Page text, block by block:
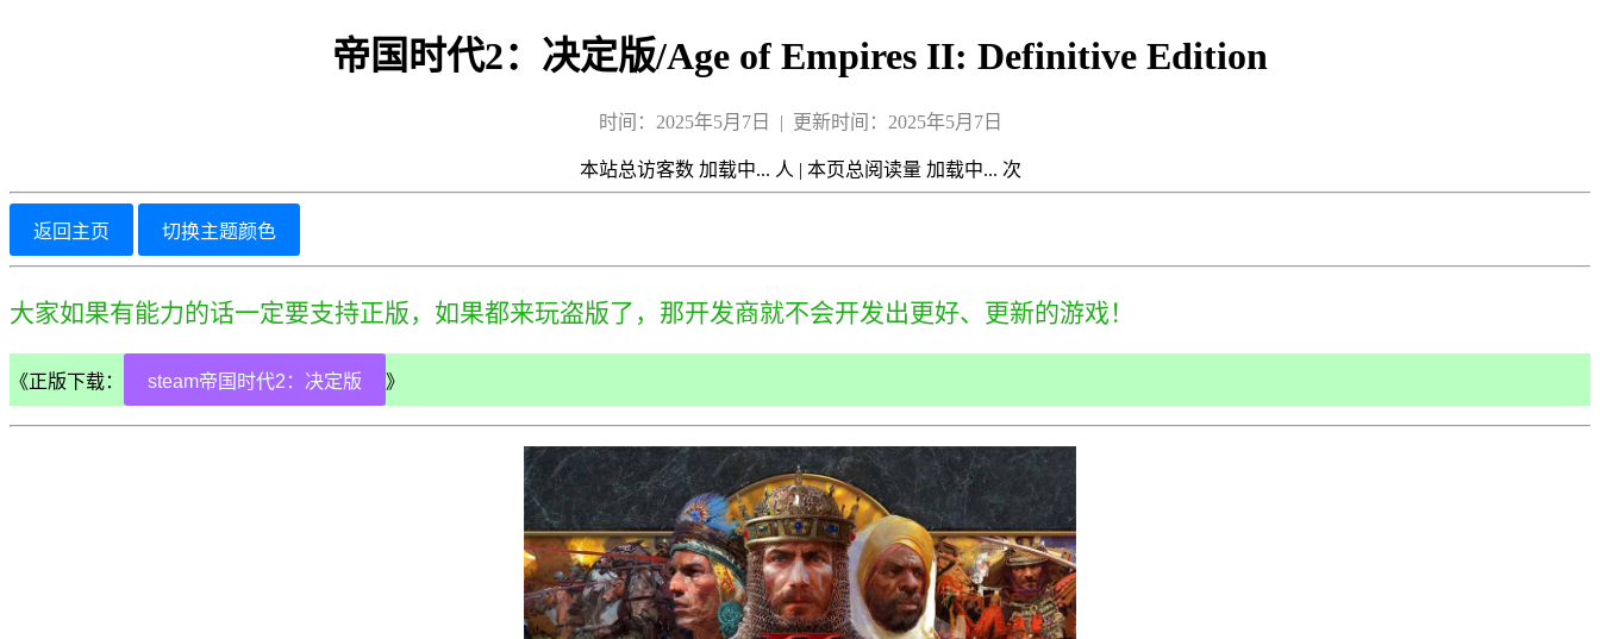
帝国时代2：决定版/Age of Empires II: Definitive Edition
时间：2025年5月7日 | 更新时间：2025年5月7日
本站总访客数 加载中... 人 | 本页总阅读量 加载中... 次
返回主页 切换主题颜色
大家如果有能力的话一定要支持正版，如果都来玩盗版了，那开发商就不会开发出更好、更新的游戏！
《正版下载： steam帝国时代2：决定版 》